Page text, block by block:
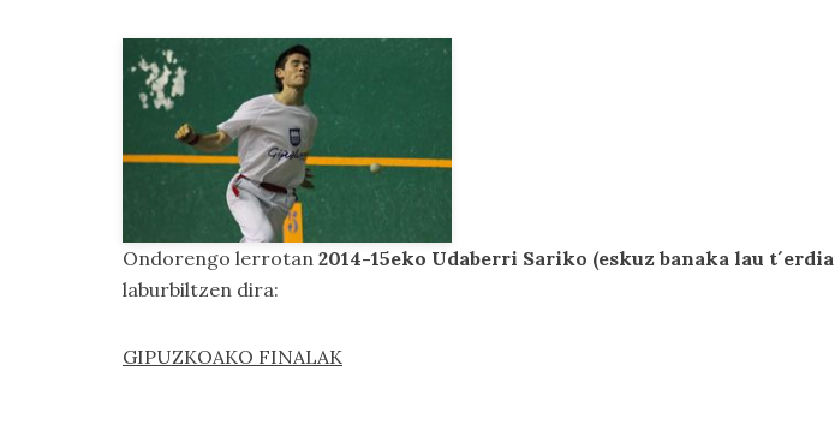
Ondorengo lerrotan 2014-15eko Udaberri Sariko (eskuz banaka lau
laburbiltzen dira:
GIPUZKOAKO FINALAK